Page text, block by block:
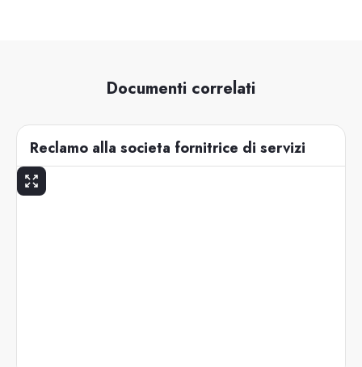
Documenti correlati
Reclamo alla societa fornitrice di servizi